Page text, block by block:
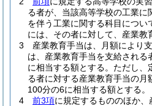
る者が、当該高等学校の工業に
を伴う工業に関する科目につい
には、その者に対して、産業教
3
産業教育手当は、月額により
は、産業教育手当を支給され
に相当する額とする。 ただし、
る者に対する産業教育手当の月
100分の6に相当する額とする。
4
前3項に規定するもののほか、